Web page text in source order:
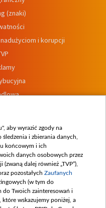
(znaki)
i korupcji
wewnętrznych
aby wyrazić zgody na
i zbierania danych,
końcowym i ich
danych osobowych przez
dalej również „TVP”),
pozostałych Zaufanych
(w tym do
do Twoich zainteresowań i
które wskazujemy poniżej, a